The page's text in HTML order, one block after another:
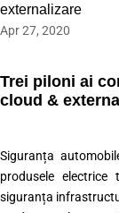
externalizare
Apr 27, 2020
Trei piloni ai
cloud &
Siguranța
produsele
siguranța